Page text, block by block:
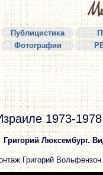
Публицистика
Фотографии
1973-
Григорий Люксембург.
Григорий Вольфензон.